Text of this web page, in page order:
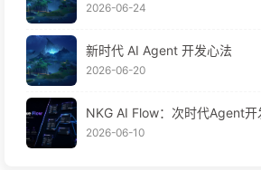
2026-06-24
新时代 AI Agent 开发心法
2026-06-20
NKG AI Flow：次时代Agent开
2026-06-10